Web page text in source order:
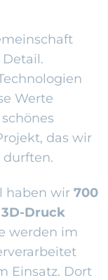
Werte
das wir
durften.
haben wir 700
Druck
werden im
Einsatz. Dort